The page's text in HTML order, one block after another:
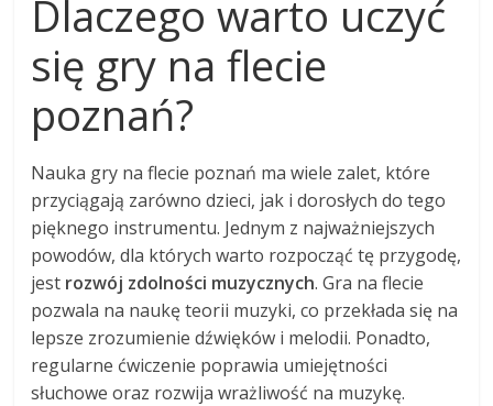
Dlaczego warto uczyć
się gry na flecie
poznań?
Nauka gry na flecie poznań ma wiele zalet, które
przyciągają zarówno dzieci, jak i dorosłych do tego
pięknego instrumentu. Jednym z najważniejszych
powodów, dla których warto rozpocząć tę przygodę,
jest rozwój zdolności muzycznych. Gra na flecie
pozwala na naukę teorii muzyki, co przekłada się na
lepsze zrozumienie dźwięków i melodii. Ponadto,
regularne ćwiczenie poprawia umiejętności
słuchowe oraz rozwija wrażliwość na muzykę.